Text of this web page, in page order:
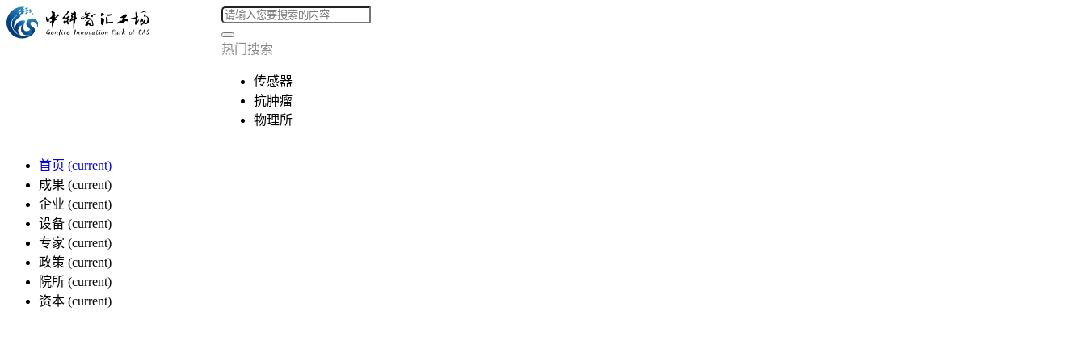
热门搜索
传感器
抗肿瘤
物理所
首页 (current)
成果 (current)
企业 (current)
设备 (current)
专家 (current)
政策 (current)
院所 (current)
资本 (current)